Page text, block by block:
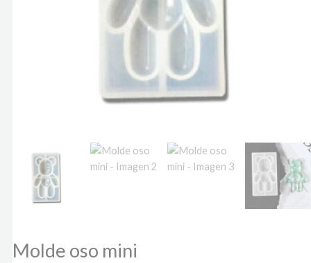
Molde oso mini